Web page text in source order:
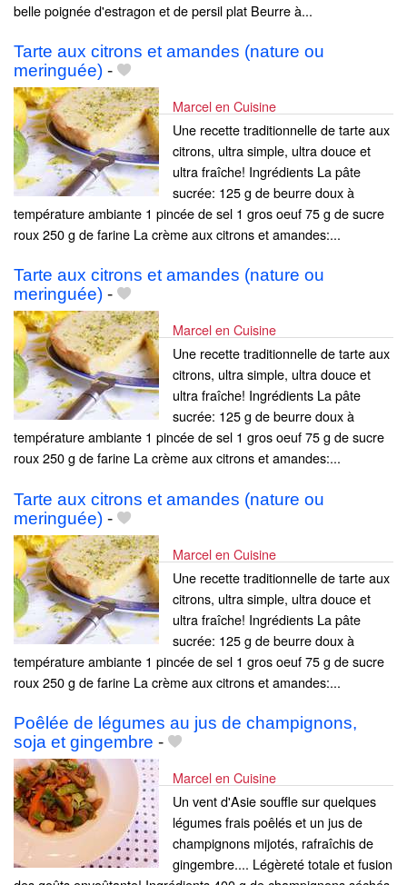
belle poignée d'estragon et de persil plat Beurre à...
Tarte aux citrons et amandes (nature ou
meringuée) -
Marcel en Cuisine
Une recette traditionnelle de tarte aux
citrons, ultra simple, ultra douce et
ultra fraîche! Ingrédients La pâte
sucrée: 125 g de beurre doux à
température ambiante 1 pincée de sel 1 gros oeuf 75 g de sucre
roux 250 g de farine La crème aux citrons et amandes:...
Tarte aux citrons et amandes (nature ou
meringuée) -
Marcel en Cuisine
Une recette traditionnelle de tarte aux
citrons, ultra simple, ultra douce et
ultra fraîche! Ingrédients La pâte
sucrée: 125 g de beurre doux à
température ambiante 1 pincée de sel 1 gros oeuf 75 g de sucre
roux 250 g de farine La crème aux citrons et amandes:...
Tarte aux citrons et amandes (nature ou
meringuée) -
Marcel en Cuisine
Une recette traditionnelle de tarte aux
citrons, ultra simple, ultra douce et
ultra fraîche! Ingrédients La pâte
sucrée: 125 g de beurre doux à
température ambiante 1 pincée de sel 1 gros oeuf 75 g de sucre
roux 250 g de farine La crème aux citrons et amandes:...
Poêlée de légumes au jus de champignons,
soja et gingembre -
Marcel en Cuisine
Un vent d'Asie souffle sur quelques
légumes frais poêlés et un jus de
champignons mijotés, rafraîchis de
gingembre.... Légèreté totale et fusion